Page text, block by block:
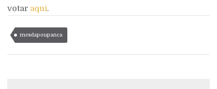
votar aqui.
mesdapoupanca